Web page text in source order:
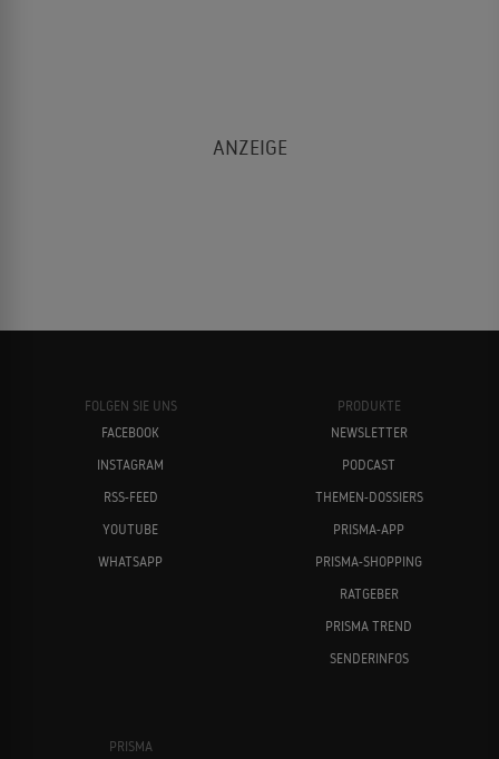
FOLGEN SIE UNS
FACEBOOK
INSTAGRAM
RSS-FEED
YOUTUBE
WHATSAPP
PRODUKTE
NEWSLETTER
PODCAST
THEMEN-DOSSIERS
PRISMA-APP
PRISMA-SHOPPING
RATGEBER
PRISMA TREND
SENDERINFOS
PRISMA